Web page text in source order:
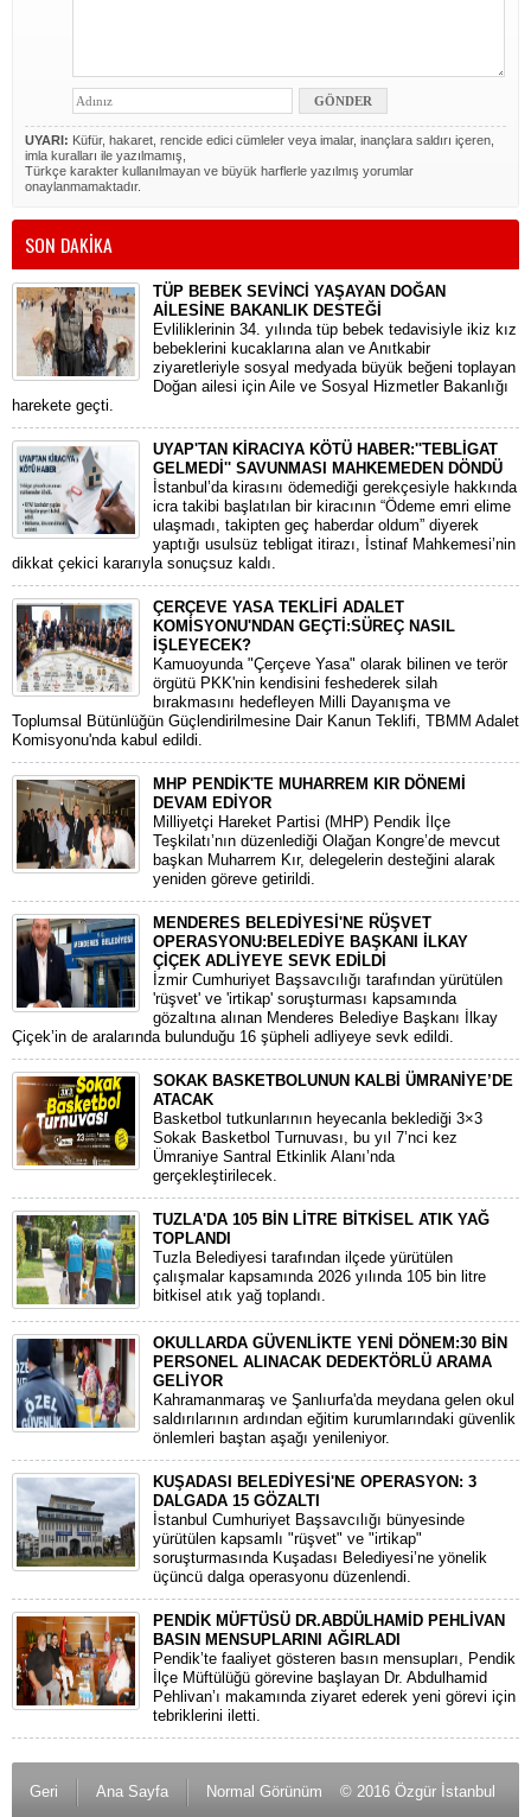
UYARI: Küfür, hakaret, rencide edici cümleler veya imalar, inançlara saldırı içeren,
imla kuralları ile yazılmamış,
Türkçe karakter kullanılmayan ve büyük harflerle yazılmış yorumlar
onaylanmamaktadır.
SON DAKİKA
TÜP BEBEK SEVİNCİ YAŞAYAN DOĞAN
AİLESİNE BAKANLIK DESTEĞİ
​Evliliklerinin 34. yılında tüp bebek tedavisiyle ikiz kız
bebeklerini kucaklarına alan ve Anıtkabir
ziyaretleriyle sosyal medyada büyük beğeni toplayan
Doğan ailesi için Aile ve Sosyal Hizmetler Bakanlığı
harekete geçti.
UYAP'TAN KİRACIYA KÖTÜ HABER:''TEBLİGAT
GELMEDİ'' SAVUNMASI MAHKEMEDEN DÖNDÜ
​İstanbul’da kirasını ödemediği gerekçesiyle hakkında
icra takibi başlatılan bir kiracının “Ödeme emri elime
ulaşmadı, takipten geç haberdar oldum” diyerek
yaptığı usulsüz tebligat itirazı, İstinaf Mahkemesi’nin
dikkat çekici kararıyla sonuçsuz kaldı.
ÇERÇEVE YASA TEKLİFİ ADALET
KOMİSYONU'NDAN GEÇTİ:SÜREÇ NASIL
İŞLEYECEK?
​Kamuoyunda "Çerçeve Yasa" olarak bilinen ve terör
örgütü PKK'nin kendisini feshederek silah
bırakmasını hedefleyen Milli Dayanışma ve
Toplumsal Bütünlüğün Güçlendirilmesine Dair Kanun Teklifi, TBMM Adalet
Komisyonu'nda kabul edildi.
MHP PENDİK'TE MUHARREM KIR DÖNEMİ
DEVAM EDİYOR
​Milliyetçi Hareket Partisi (MHP) Pendik İlçe
Teşkilatı’nın düzenlediği Olağan Kongre’de mevcut
başkan Muharrem Kır, delegelerin desteğini alarak
yeniden göreve getirildi.
MENDERES BELEDİYESİ'NE RÜŞVET
OPERASYONU:BELEDİYE BAŞKANI İLKAY
ÇİÇEK ADLİYEYE SEVK EDİLDİ
​İzmir Cumhuriyet Başsavcılığı tarafından yürütülen
'rüşvet' ve 'irtikap' soruşturması kapsamında
gözaltına alınan Menderes Belediye Başkanı İlkay
Çiçek’in de aralarında bulunduğu 16 şüpheli adliyeye sevk edildi.
SOKAK BASKETBOLUNUN KALBİ ÜMRANİYE’DE
ATACAK
Basketbol tutkunlarının heyecanla beklediği 3×3
Sokak Basketbol Turnuvası, bu yıl 7’nci kez
Ümraniye Santral Etkinlik Alanı’nda
gerçekleştirilecek.
TUZLA'DA 105 BİN LİTRE BİTKİSEL ATIK YAĞ
TOPLANDI
Tuzla Belediyesi tarafından ilçede yürütülen
çalışmalar kapsamında 2026 yılında 105 bin litre
bitkisel atık yağ toplandı.
OKULLARDA GÜVENLİKTE YENİ DÖNEM:30 BİN
PERSONEL ALINACAK DEDEKTÖRLÜ ARAMA
GELİYOR
​Kahramanmaraş ve Şanlıurfa'da meydana gelen okul
saldırılarının ardından eğitim kurumlarındaki güvenlik
önlemleri baştan aşağı yenileniyor.
KUŞADASI BELEDİYESİ'NE OPERASYON: 3
DALGADA 15 GÖZALTI
​İstanbul Cumhuriyet Başsavcılığı bünyesinde
yürütülen kapsamlı "rüşvet" ve "irtikap"
soruşturmasında Kuşadası Belediyesi’ne yönelik
üçüncü dalga operasyonu düzenlendi.
PENDİK MÜFTÜSÜ DR.ABDÜLHAMİD PEHLİVAN
BASIN MENSUPLARINI AĞIRLADI
​Pendik’te faaliyet gösteren basın mensupları, Pendik
İlçe Müftülüğü görevine başlayan Dr. Abdulhamid
Pehlivan’ı makamında ziyaret ederek yeni görevi için
tebriklerini iletti.
Geri Ana Sayfa Normal Görünüm © 2016 Özgür İstanbul